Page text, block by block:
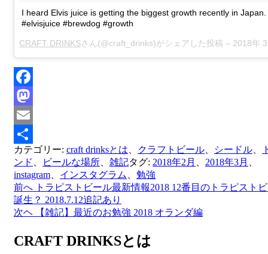
I heard Elvis juice is getting the biggest growth recently in Japan.
#elvisjuice #brewdog #growth
CRAFT DRINKSさん(@craft_drinks)がシェアした投稿 – 2018年 3月月4日午後5時
Facebook
Mastodon
Email
共
有
カテゴリー: craft drinksとは クラフトビール シードル
ンド
ビールな場所 雑記タグ: 2018年2月 2018年3月
instagram
インスタグラム 勉強
投
稿
ビ
前へ トラピストビール最新情報2018 12番目のトラピスト
誕生？ 2018.7.12追記あり
次ヘ
【雑記】最近のお勉強 2018 オランダ編
CRAFT DRINKSとは